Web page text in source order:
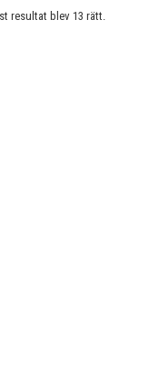
resultat blev 13 rätt.